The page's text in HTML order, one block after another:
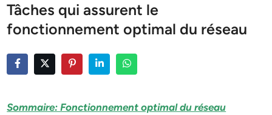
Tâches qui assurent le
fonctionnement optimal du réseau
Sommaire: Fonctionnement optimal du réseau